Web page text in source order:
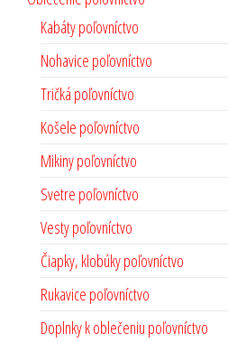
Kabáty poľovníctvo
Nohavice poľovníctvo
Tričká poľovníctvo
Košele poľovníctvo
Mikiny poľovníctvo
Svetre poľovníctvo
Vesty poľovníctvo
Čiapky, klobúky poľovníctvo
Rukavice poľovníctvo
Doplnky k oblečeniu poľovníctvo